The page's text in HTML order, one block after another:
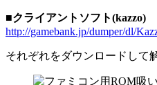
■クライアントソフト(kazzo)
http://gamebank.jp/dumper/dl/
それぞれをダウンロードして